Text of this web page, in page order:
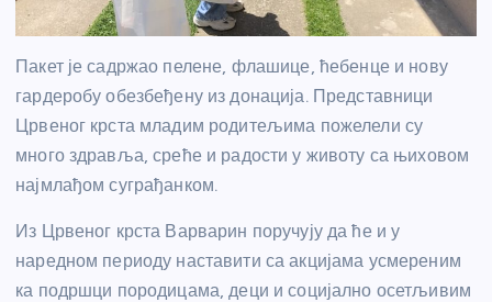
Пакет је садржао пелене, флашице, ћебенце и нову
гардеробу обезбеђену из донација. Представници
Црвеног крста младим родитељима пожелели су
много здравља, среће и радости у животу са њиховом
најмлађом суграђанком.
Из Црвеног крста Варварин поручују да ће и у
наредном периоду наставити са акцијама усмереним
ка подршци породицама, деци и социјално осетљивим